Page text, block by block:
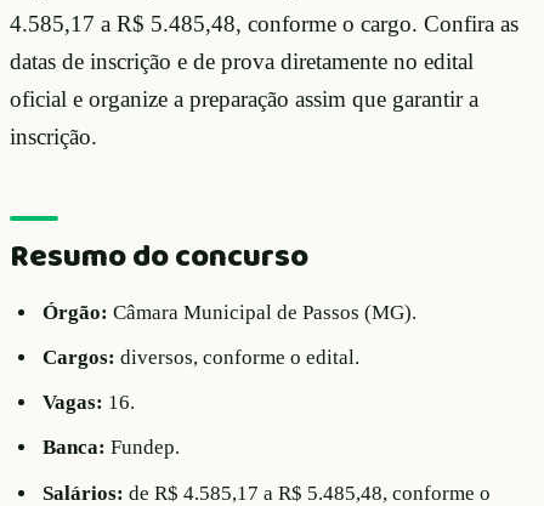
4.585,17 a R$ 5.485,48, conforme o cargo. Confira as
datas de inscrição e de prova diretamente no edital
oficial e organize a preparação assim que garantir a
inscrição.
Resumo do concurso
Órgão: Câmara Municipal de Passos (MG).
Cargos: diversos, conforme o edital.
Vagas: 16.
Banca: Fundep.
Salários: de R$ 4.585,17 a R$ 5.485,48, conforme o